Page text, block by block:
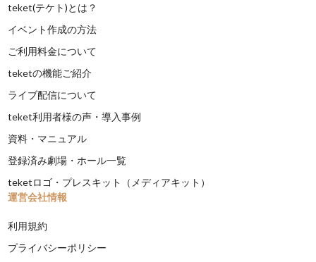
teket(テケト)とは？
イベント作成の方法
ご利用料金について
teketの機能ご紹介
ライブ配信について
teket利用者様の声・導入事例
資料・マニュアル
登録済み劇場・ホール一覧
teketロゴ・プレスキット（メディアキット）
運営会社情報
利用規約
プライバシーポリシー